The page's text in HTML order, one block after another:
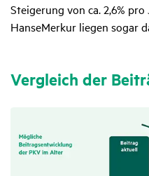
Steigerung von ca. 2,6%
HanseMerkur liegen sogar
Vergleich der